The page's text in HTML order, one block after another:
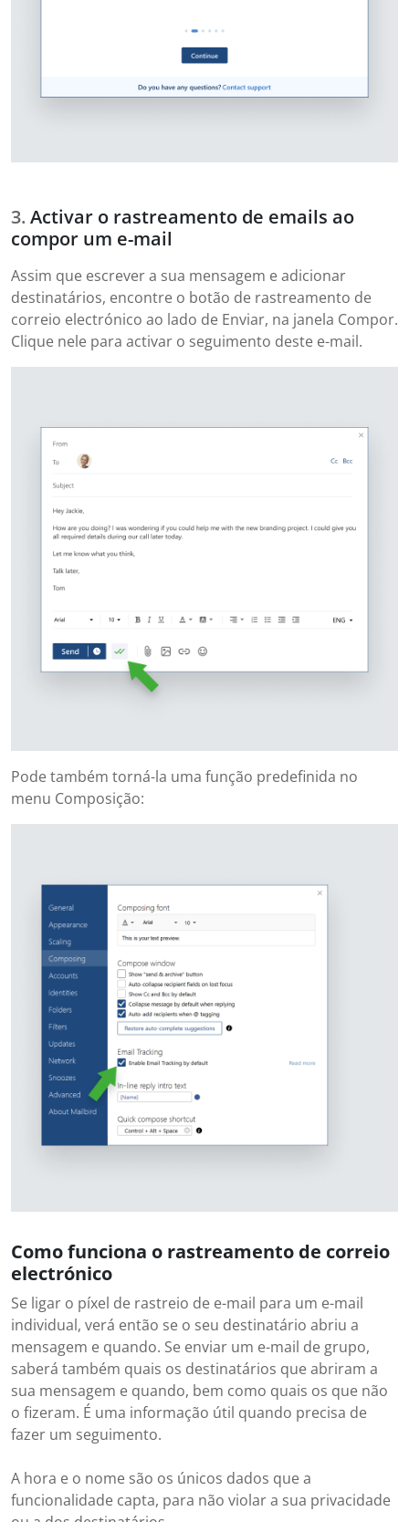
Activar o rastreamento de emails ao
compor um e-mail
Assim que escrever a sua mensagem e adicionar
destinatários, encontre o botão de rastreamento de
correio electrónico ao lado de Enviar, na janela Compor.
Clique nele para activar o seguimento deste e-mail.
Pode também torná-la uma função predefinida no
menu Composição:
Como funciona o rastreamento de correio
electrónico
Se ligar o píxel de rastreio de e-mail para um e-mail
individual, verá então se o seu destinatário abriu a
mensagem e quando. Se enviar um e-mail de grupo,
saberá também quais os destinatários que abriram a
sua mensagem e quando, bem como quais os que não
o fizeram. É uma informação útil quando precisa de
fazer um seguimento.
A hora e o nome são os únicos dados que a
funcionalidade capta, para não violar a sua privacidade